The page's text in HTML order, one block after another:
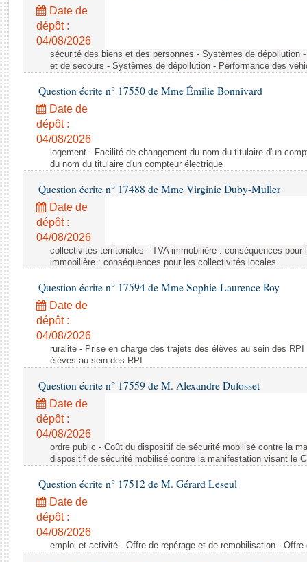
Rapports législatifs
Rapports sur l'application des lois
Baromètre de l’application des lois
Dossiers législatifs
Budget et sécurité sociale
Questions écrites et orales
Comptes rendus des débats
Date de
dépôt :
04/08/2026
sécurité des biens et des personnes - Systèmes de dépollution
et de secours - Systèmes de dépollution - Performance des
Question écrite n° 17550 de Mme Émilie Bonnivard
Date de
dépôt :
04/08/2026
logement - Facilité de changement du nom du titulaire d'un
du nom du titulaire d'un compteur électrique
Question écrite n° 17488 de Mme Virginie Duby-Muller
Date de
dépôt :
04/08/2026
collectivités territoriales - TVA immobilière : conséquences
immobilière : conséquences pour les collectivités locales
Question écrite n° 17594 de Mme Sophie-Laurence Roy
Date de
dépôt :
04/08/2026
ruralité - Prise en charge des trajets des élèves au sein des
élèves au sein des RPI
Question écrite n° 17559 de M. Alexandre Dufosset
Date de
dépôt :
04/08/2026
ordre public - Coût du dispositif de sécurité mobilisé contre la
dispositif de sécurité mobilisé contre la manifestation visant le
Question écrite n° 17512 de M. Gérard Leseul
Date de
dépôt :
04/08/2026
emploi et activité - Offre de repérage et de remobilisation -